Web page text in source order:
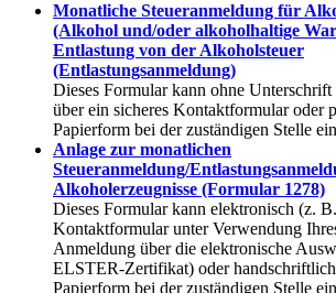
Monatliche Steueranmeldung für
(Alkohol und/oder alkoholhaltige
Entlastung von der Alkoholsteuer
(Entlastungsanmeldung)
Dieses Formular kann ohne
über ein sicheres Kontaktformular oder
Papierform bei der zuständigen Stelle
Anlage zur monatlichen
Steueranmeldung/
Alkoholerzeugnisse (Formular 1278)
Dieses Formular kann elektronisch (z.
Kontaktformular unter Verwendung
Anmeldung über die elektronische
ELSTER-Zertifikat) oder
Papierform bei der zuständigen Stelle